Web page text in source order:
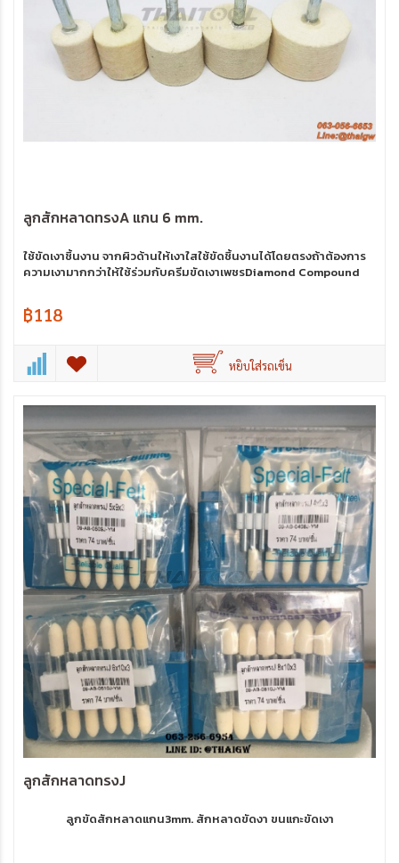
ลูกสักหลาดทรงA แกน 6 mm.
ใช้ขัดเงาชิ้นงาน จากผิวด้านให้เงาใสใช้ขัดชิ้นงานได้โดยตรงถ้าต้องการ
ความเงามากกว่าให้ใช้ร่วมกับครีมขัดเงาเพชรDiamond Compound
฿118
หยิบใส่รถเข็น
ลูกสักหลาดทรงJ
ลูกขัดสักหลาดแกน3mm. สักหลาดขัดงา ขนแกะขัดเงา